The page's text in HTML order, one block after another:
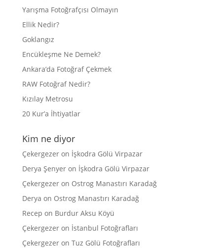
Yarışma Fotoğrafçısı Olmayın
Ellik Nedir?
Goklangız
Encükleşme Ne Demek?
Ankara’da Fotoğraf Çekmek
RAW Fotoğraf Nedir?
Kızılay Metrosu
20 Kur’a İhtiyatlar
Kim ne diyor
Çekergezeron İşkodra Gölü Virpazar
Derya Şenyeron İşkodra Gölü Virpazar
Çekergezeron Ostrog Manastırı Karadağ
Derya on Ostrog Manastırı Karadağ
Recep on Burdur Aksu Köyü
Çekergezeron İstanbul Fotoğrafları
Çekergezeron Tuz Gölü Fotoğrafları